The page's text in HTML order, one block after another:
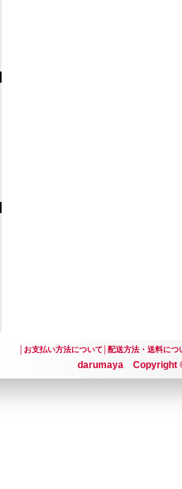
お支払い方法について│ 配送方法・送料につ
darumaya Copyright